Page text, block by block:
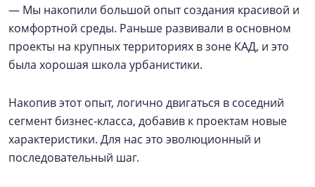
— Мы накопили большой опыт создания красивой и
комфортной среды. Раньше развивали в основном
проекты на крупных территориях в зоне КАД, и это
была хорошая школа урбанистики.
Накопив этот опыт, логично двигаться в соседний
сегмент бизнес-класса, добавив к проектам новые
характеристики. Для нас это эволюционный и
последовательный шаг.